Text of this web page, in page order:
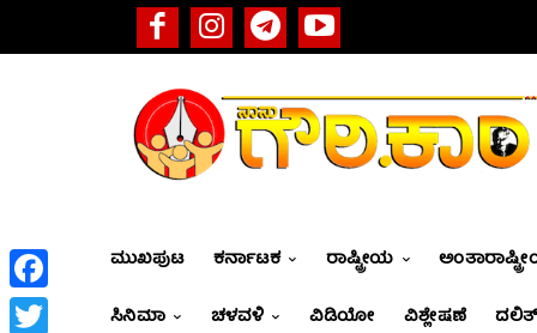
ಮುಖಪುಟ ಕರ್ನಾಟಕ ರಾಷ್ಟ್ರೀಯ
ಸಿನಿಮಾ
ಚಳವಳಿ ವಿಡಿಯೋ ವಿಶ್ಲೇಷಣೆ ದಲಿತ್
Facebook